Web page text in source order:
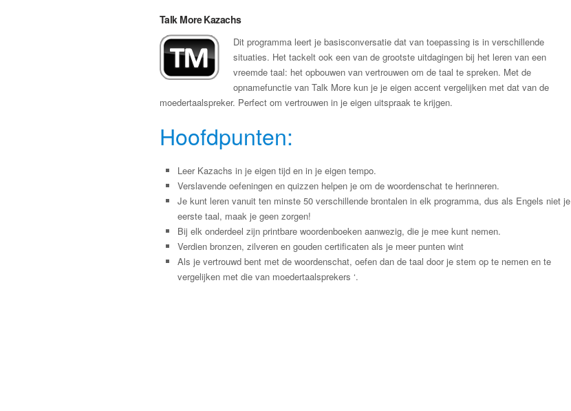
Talk More Kazachs
Dit programma leert je basisconversatie dat van toepassing is in verschillende
situaties. Het tackelt ook een van de grootste uitdagingen bij het leren van een
vreemde taal: het opbouwen van vertrouwen om de taal te spreken. Met de
opnamefunctie van Talk More kun je je eigen accent vergelijken met dat van de
moedertaalspreker. Perfect om vertrouwen in je eigen uitspraak te krijgen.
Hoofdpunten:
Leer Kazachs in je eigen tijd en in je eigen tempo.
Verslavende oefeningen en quizzen helpen je om de woordenschat te herinneren.
Je kunt leren vanuit ten minste 50 verschillende brontalen in elk programma, dus als Engels niet je
eerste taal, maak je geen zorgen!
Bij elk onderdeel zijn printbare woordenboeken aanwezig, die je mee kunt nemen.
Verdien bronzen, zilveren en gouden certificaten als je meer punten wint
Als je vertrouwd bent met de woordenschat, oefen dan de taal door je stem op te nemen en te
vergelijken met die van moedertaalsprekers ‘.